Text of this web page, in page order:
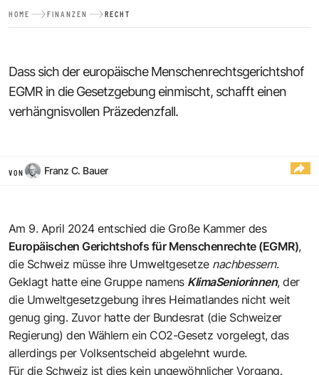
HOME FINANZEN RECHT
Dass sich der europäische Menschenrechtsgerichtshof
EGMR in die Gesetzgebung einmischt, schafft einen
verhängnisvollen Präzedenzfall.
VON Franz C. Bauer
Am 9. April 2024 entschied die Große Kammer des
Europäischen Gerichtshofs für Menschenrechte (EGMR),
die Schweiz müsse ihre Umweltgesetze nachbessern.
Geklagt hatte eine Gruppe namens KlimaSeniorinnen, der
die Umweltgesetzgebung ihres Heimatlandes nicht weit
genug ging. Zuvor hatte der Bundesrat (die Schweizer
Regierung) den Wählern ein CO2-Gesetz vorgelegt, das
allerdings per Volksentscheid abgelehnt wurde.
Für die Schweiz ist dies kein ungewöhnlicher Vorgang.